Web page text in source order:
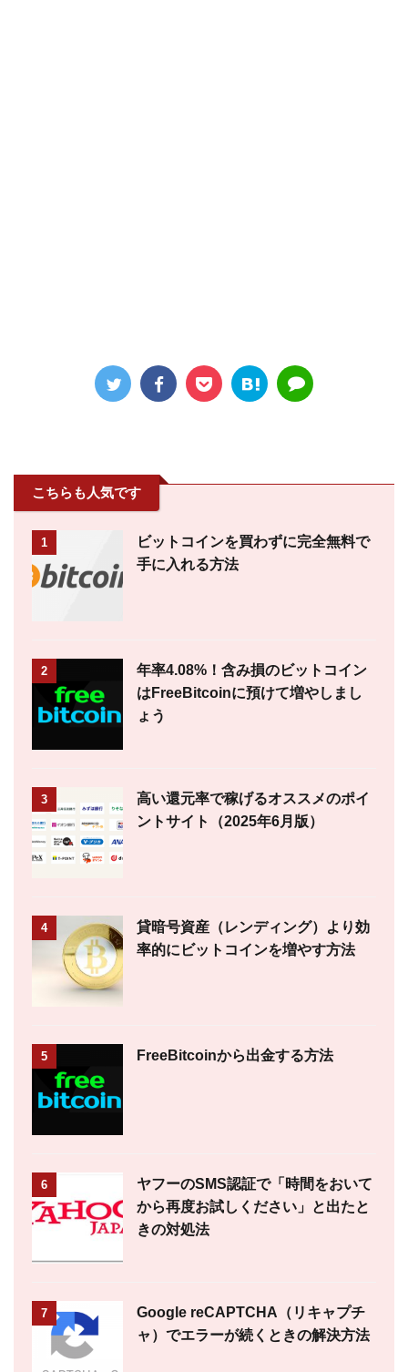
こちらも人気です
1
ビットコインを買わずに完全無料で
手に入れる方法
2
年率4.08%！含み損のビットコイン
はFreeBitcoinに預けて増やしまし
ょう
3
高い還元率で稼げるオススメのポイ
ントサイト（2025年6月版）
4
貸暗号資産（レンディング）より効
率的にビットコインを増やす方法
5 FreeBitcoinから出金する方法
6
ヤフーのSMS認証で「時間をおいて
から再度お試しください」と出たと
きの対処法
7
Google reCAPTCHA（リキャプチ
ャ）でエラーが続くときの解決方法